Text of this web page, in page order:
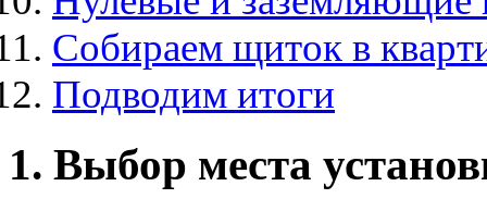
Собираем щиток в
Подводим итоги
1. Выбор места